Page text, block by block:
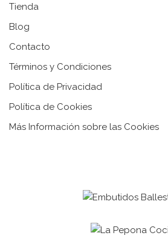
Tienda
Blog
Contacto
Términos y Condiciones
Política de Privacidad
Política de Cookies
Más Información sobre las Cookies